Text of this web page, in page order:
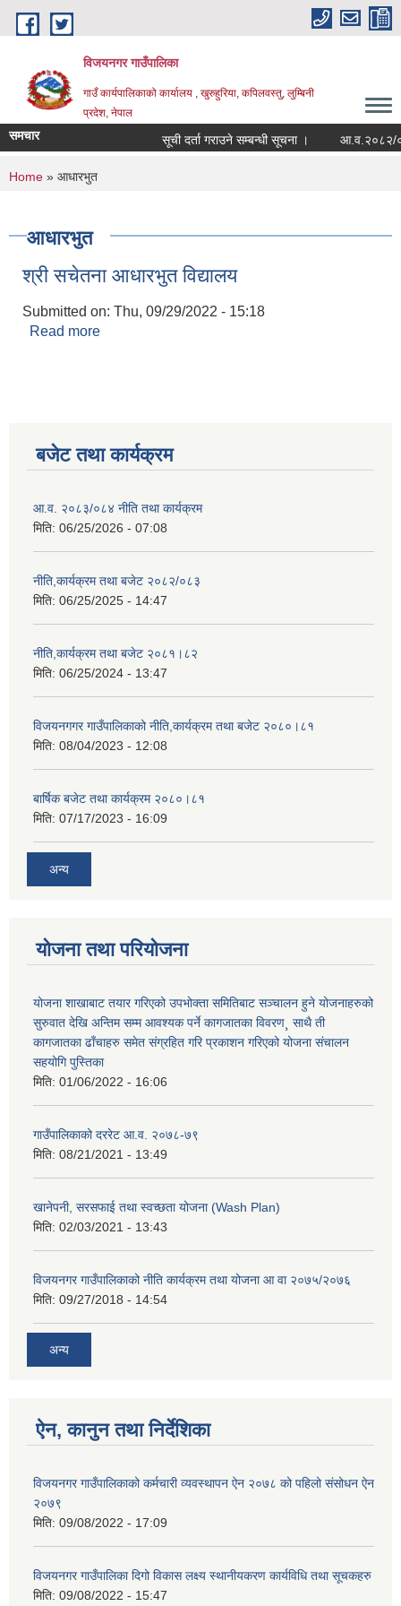
Skip to main content
विजयनगर गाउँपालिका
गाउँ कार्यपालिकाको कार्यालय , खुरुहुरिया, कपिलवस्तु, लुम्बिनी
प्रदेश, नेपाल
समचार सूची दर्ता गराउने सम्बन्धी सूचना । आ.व.२०८२/
You are here
Home » आधारभुत
आधारभुत
श्री सचेतना आधारभुत विद्यालय
Submitted on: Thu, 09/29/2022 - 15:18
Read more
बजेट तथा कार्यक्रम
आ.व. २०८३/०८४ नीति तथा कार्यक्रम
मिति: 06/25/2026 - 07:08
नीति,कार्यक्रम तथा बजेट २०८२/०८३
मिति: 06/25/2025 - 14:47
नीति,कार्यक्रम तथा बजेट २०८१।८२
मिति: 06/25/2024 - 13:47
विजयनगगर गाउँपालिकाको नीति,कार्यक्रम तथा बजेट २०८०।८१
मिति: 08/04/2023 - 12:08
बार्षिक बजेट तथा कार्यक्रम २०८०।८१
मिति: 07/17/2023 - 16:09
अन्य
योजना तथा परियोजना
योजना शाखाबाट तयार गरिएको उपभोक्ता समितिबाट सञ्चालन हुने योजनाहरुको
सुरुवात देखि अन्तिम सम्म आवश्यक पर्ने कागजातका विवरण¸ साथै ती
कागजातका ढाँचाहरु समेत संग्रहित गरि प्रकाशन गरिएको योजना संचालन
सहयोगि पुस्तिका
मिति: 01/06/2022 - 16:06
गाउँपालिकाको दररेट आ.व. २०७८-७९
मिति: 08/21/2021 - 13:49
खानेपनी, सरसफाई तथा स्वच्छता योजना (Wash Plan)
मिति: 02/03/2021 - 13:43
विजयनगर गाउँपालिकाको नीति कार्यक्रम तथा योजना आ वा २०७५/२०७६
मिति: 09/27/2018 - 14:54
अन्य
ऐन, कानुन तथा निर्देशिका
विजयनगर गाउँपालिकाको कर्मचारी व्यवस्थापन ऐन २०७८ को पहिलो संसोधन ऐन
२०७९
मिति: 09/08/2022 - 17:09
विजयनगर गाउँपालिका दिगो विकास लक्ष्य स्थानीयकरण कार्यविधि तथा सूचकहरु
मिति: 09/08/2022 - 15:47